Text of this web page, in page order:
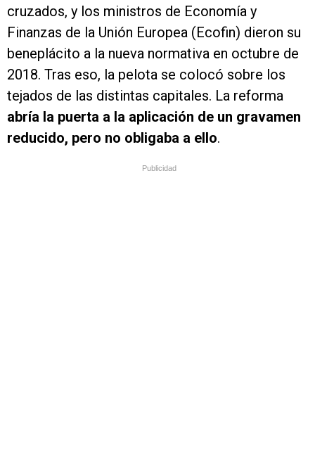
cruzados, y los ministros de Economía y
Finanzas de la Unión Europea (Ecofin) dieron su
beneplácito a la nueva normativa en octubre de
2018. Tras eso, la pelota se colocó sobre los
tejados de las distintas capitales. La reforma
abría la puerta a la aplicación de un gravamen
reducido, pero no obligaba a ello.
Publicidad